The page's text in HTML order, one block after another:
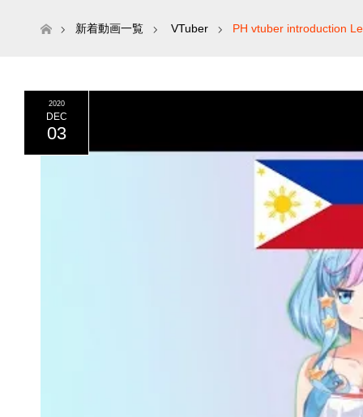
ホーム新着動画一覧 VTuber PH vtuber introduction
2020
DEC
03